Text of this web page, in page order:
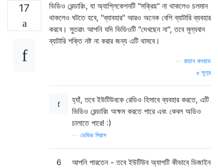
17
ভিডিও রেন্ডারিং, যা অ্যাপ্লিকেশনটি "সক্রিয়" না থাকলেও চলমান
থাকলেও ঘটতে হবে, "ব্যাবহার" আরও অনেক বেশি ব্যাটারি ব্যবহার
করবে। সুতরাং আপনি যদি ভিডিওটি "দেখছেন না", তবে মূল্যবান
ব্যাটারি শক্তি নষ্ট না করার জন্য এটি থামবে।
রায়ান কনরাড
সূত্র
হ্যাঁ, তবে ইউটিউবকে রেডিও হিসাবে ব্যবহার করতে, এটি
ভিডিও রেন্ডারিং অক্ষম করতে পারে এবং কেবল অডিও
চালাতে পারে! :)
ডেভিড পিরাস
6
আপনি পারতেন - তবে ইউটিউব অ্যাপটি কীভাবে ডিজাইন